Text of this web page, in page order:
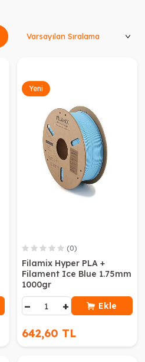
Yeni
(0)
Filamix Hyper PLA +
Filament Ice Blue 1.75mm
1000gr
− + Ekle
642,60 TL